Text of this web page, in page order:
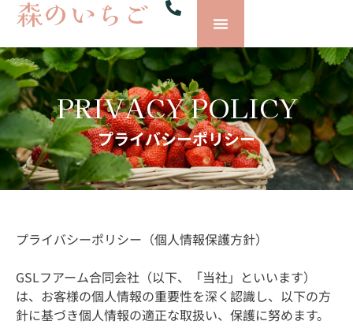
森のいちご
PRIVACY POLICY
プライバシーポリシー
プライバシーポリシー（個人情報保護方針）
GSLフアーム合同会社（以下、「当社」といいます）
は、お客様の個人情報の重要性を深く認識し、以下の方
針に基づき個人情報の適正な取扱い、保護に努めます。